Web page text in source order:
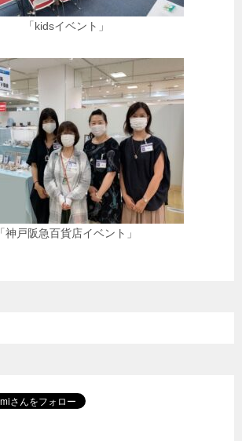
「kidsイベント」
「神戸阪急百貨店イベント」